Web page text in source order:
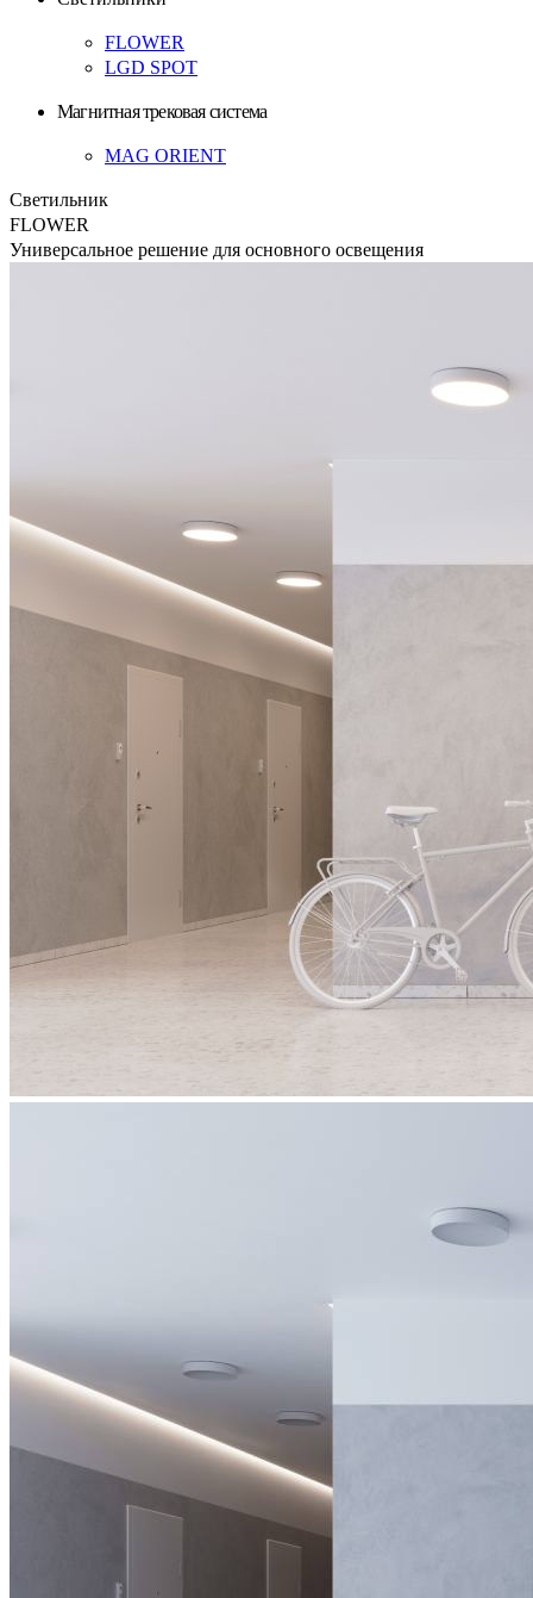
FLOWER
LGD SPOT
Магнитная трековая система
MAG ORIENT
Светильник
FLOWER
Универсальное решение для основного освещения